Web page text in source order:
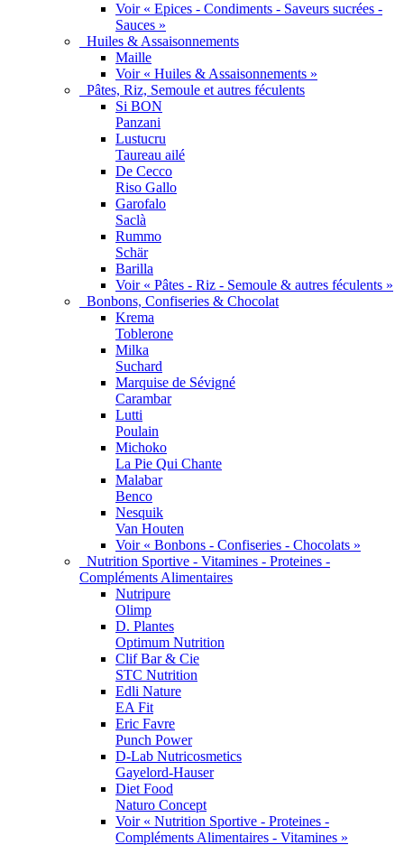
Voir « Epices - Condiments - Saveurs sucrées -
Sauces »
Huiles & Assaisonnements
Maille
Voir « Huiles & Assaisonnements »
Pâtes, Riz, Semoule et autres féculents
Si BON
Panzani
Lustucru
Taureau ailé
De Cecco
Riso Gallo
Garofalo
Saclà
Rummo
Schär
Barilla
Voir « Pâtes - Riz - Semoule & autres féculents »
Bonbons, Confiseries & Chocolat
Krema
Toblerone
Milka
Suchard
Marquise de Sévigné
Carambar
Lutti
Poulain
Michoko
La Pie Qui Chante
Malabar
Benco
Nesquik
Van Houten
Voir « Bonbons - Confiseries - Chocolats »
Nutrition Sportive - Vitamines - Proteines -
Compléments Alimentaires
Nutripure
Olimp
D. Plantes
Optimum Nutrition
Clif Bar & Cie
STC Nutrition
Edli Nature
EA Fit
Eric Favre
Punch Power
D-Lab Nutricosmetics
Gayelord-Hauser
Diet Food
Naturo Concept
Voir « Nutrition Sportive - Proteines -
Compléments Alimentaires - Vitamines »